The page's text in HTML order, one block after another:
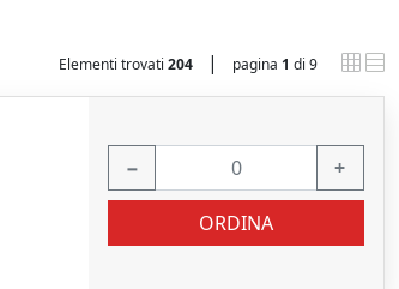
Elementi trovati 204 | pagina 1 di 9
− +
ORDINA